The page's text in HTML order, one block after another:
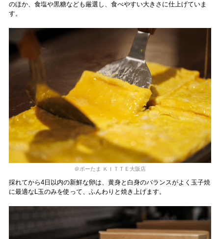
のほか、食塩や黒糖なども厳選し、食べやすい大きさに仕上げていま
す。
＠ポーたま ＫＩＴＴＥ大阪店
採れてから4日以内の新鮮な卵は、黄身と白身のバランスがよく玉子焼
に最適なL玉のみを使って、ふんわりと焼き上げます。